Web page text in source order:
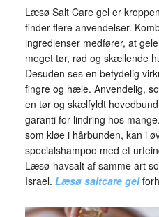
Læsø Salt Care gel er
finder flere anvendelser.
ingredienser medfører, at
meget tør, rød og skællende
Desuden ses en betydelig
fingre og hæle. Anvendelig,
en tør og skælfyldt
garanti for lindring hos
som kløe i hårbunden, kan i
specialshampoo med et
Læsø-havsalt af samme art
Israel. Læsø saltcare gel